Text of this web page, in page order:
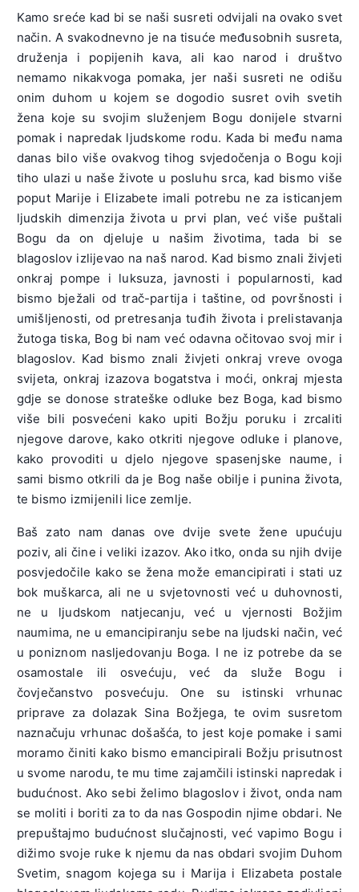
Kamo sreće kad bi se naši susreti odvijali na ovako svet
način. A svakodnevno je na tisuće međusobnih susreta,
druženja i popijenih kava, ali kao narod i društvo
nemamo nikakvoga pomaka, jer naši susreti ne odišu
onim duhom u kojem se dogodio susret ovih svetih
žena koje su svojim služenjem Bogu donijele stvarni
pomak i napredak ljudskome rodu. Kada bi među nama
danas bilo više ovakvog tihog svjedočenja o Bogu koji
tiho ulazi u naše živote u posluhu srca, kad bismo više
poput Marije i Elizabete imali potrebu ne za isticanjem
ljudskih dimenzija života u prvi plan, već više puštali
Bogu da on djeluje u našim životima, tada bi se
blagoslov izlijevao na naš narod. Kad bismo znali živjeti
onkraj pompe i luksuza, javnosti i popularnosti, kad
bismo bježali od trač-partija i taštine, od površnosti i
umišljenosti, od pretresanja tuđih života i prelistavanja
žutoga tiska, Bog bi nam već odavna očitovao svoj mir i
blagoslov. Kad bismo znali živjeti onkraj vreve ovoga
svijeta, onkraj izazova bogatstva i moći, onkraj mjesta
gdje se donose strateške odluke bez Boga, kad bismo
više bili posvećeni kako upiti Božju poruku i zrcaliti
njegove darove, kako otkriti njegove odluke i planove,
kako provoditi u djelo njegove spasenjske naume, i
sami bismo otkrili da je Bog naše obilje i punina života,
te bismo izmijenili lice zemlje.
Baš zato nam danas ove dvije svete žene upućuju
poziv, ali čine i veliki izazov. Ako itko, onda su njih dvije
posvjedočile kako se žena može emancipirati i stati uz
bok muškarca, ali ne u svjetovnosti već u duhovnosti,
ne u ljudskom natjecanju, već u vjernosti Božjim
naumima, ne u emancipiranju sebe na ljudski način, već
u poniznom nasljedovanju Boga. I ne iz potrebe da se
osamostale ili osvećuju, već da služe Bogu i
čovječanstvo posvećuju. One su istinski vrhunac
priprave za dolazak Sina Božjega, te ovim susretom
naznačuju vrhunac došašća, to jest koje pomake i sami
moramo činiti kako bismo emancipirali Božju prisutnost
u svome narodu, te mu time zajamčili istinski napredak i
budućnost. Ako sebi želimo blagoslov i život, onda nam
se moliti i boriti za to da nas Gospodin njime obdari. Ne
prepuštajmo budućnost slučajnosti, već vapimo Bogu i
dižimo svoje ruke k njemu da nas obdari svojim Duhom
Svetim, snagom kojega su i Marija i Elizabeta postale